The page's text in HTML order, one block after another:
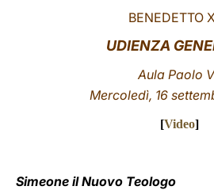
BENEDETTO
UDIENZA
Aula Paolo
Mercoledì, 16
[Video]
Simeone il Nuovo Teologo